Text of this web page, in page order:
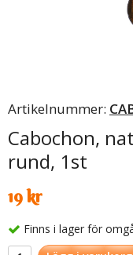
Artikelnummer:
Cabochon,
rund, 1st
19 kr
Finns i lager för